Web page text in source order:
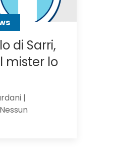
passo
di Sarri,
mister lo
|